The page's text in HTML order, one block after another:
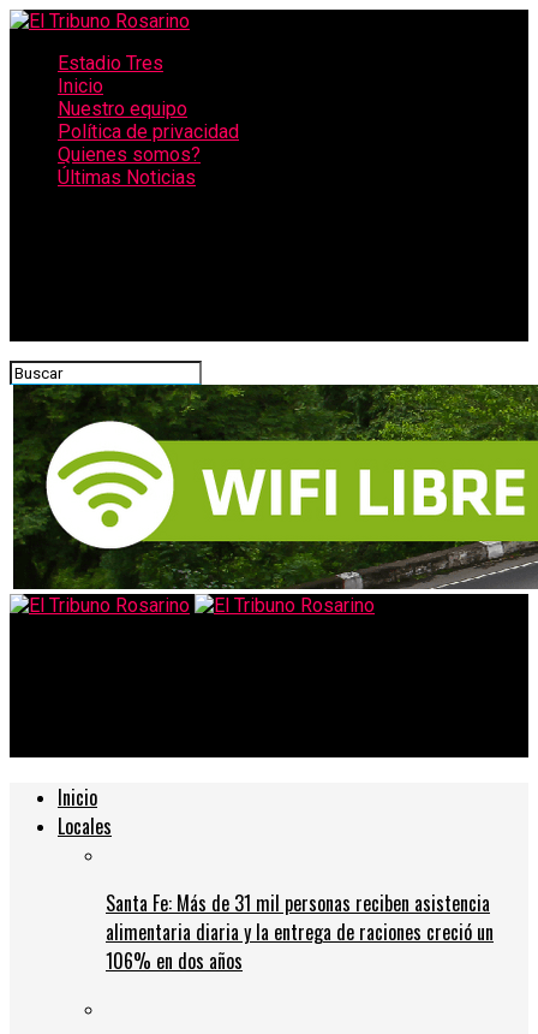
Estadio Tres
Inicio
Nuestro equipo
Política de privacidad
Quienes somos?
Últimas Noticias
Inicio
Locales
Santa Fe: Más de 31 mil personas reciben asistencia
alimentaria diaria y la entrega de raciones creció un
106% en dos años